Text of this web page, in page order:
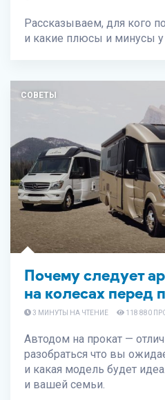
Рассказываем, для кого
и какие плюсы и минусы у
СОВЕТЫ
Почему следует
на колесах перед
3 МИНУТЫ НА ЧТЕНИЕ 118 880
Автодом на прокат —
разобраться что вы
и какая модель будет
и вашей семьи.